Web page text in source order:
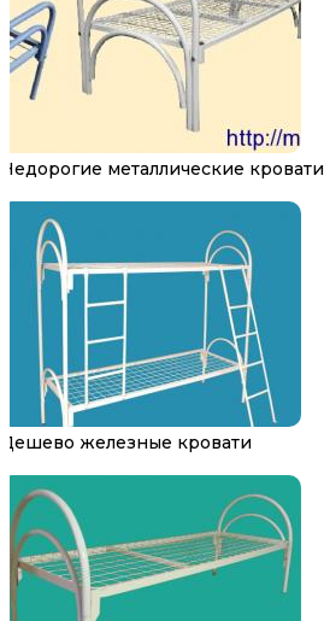
Недорогие металлические кровати
Дешево железные кровати